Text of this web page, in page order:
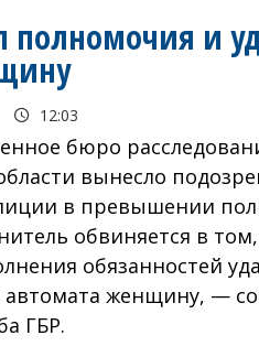
и
12:03
бюро
вынесло
в превышении
обвиняется в
обязанностей
автомата женщину, —
ГБР.